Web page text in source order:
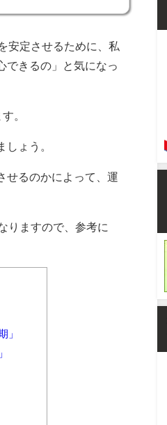
安定させるために、私
できるの」と気になっ
。
ょう。
せるのかによって、運
りますので、参考に
」